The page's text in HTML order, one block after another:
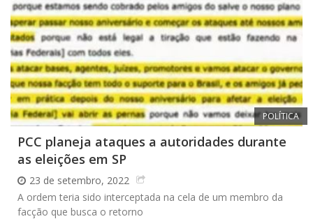
POLÍTICA
PCC planeja ataques a autoridades durante
as eleições em SP
23 de setembro, 2022
A ordem teria sido interceptada na cela de um membro da
facção que busca o retorno